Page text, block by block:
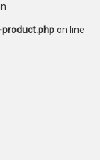
on line